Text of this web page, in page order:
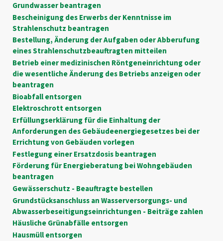
Grundwasser beantragen
Bescheinigung des Erwerbs der Kenntnisse im
Strahlenschutz beantragen
Bestellung, Änderung der Aufgaben oder Abberufung
eines Strahlenschutzbeauftragten mitteilen
Betrieb einer medizinischen Röntgeneinrichtung oder
die wesentliche Änderung des Betriebs anzeigen oder
beantragen
Bioabfall entsorgen
Elektroschrott entsorgen
Erfüllungserklärung für die Einhaltung der
Anforderungen des Gebäudeenergiegesetzes bei der
Errichtung von Gebäuden vorlegen
Festlegung einer Ersatzdosis beantragen
Förderung für Energieberatung bei Wohngebäuden
beantragen
Gewässerschutz - Beauftragte bestellen
Grundstücksanschluss an Wasserversorgungs- und
Abwasserbeseitigungseinrichtungen - Beiträge zahlen
Häusliche Grünabfälle entsorgen
Hausmüll entsorgen